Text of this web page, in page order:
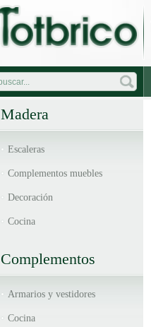
Madera
Escaleras
Complementos muebles
Decoración
Cocina
Complementos
Armarios y vestidores
Cocina